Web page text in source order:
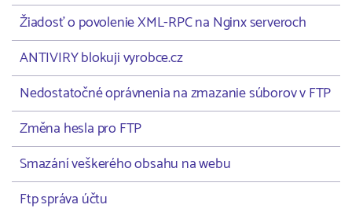
Žiadosť o povolenie XML-RPC na Nginx serveroch
ANTIVIRY blokuji vyrobce.cz
Nedostatočné oprávnenia na zmazanie súborov v FTP
Změna hesla pro FTP
Smazání veškerého obsahu na webu
Ftp správa účtu